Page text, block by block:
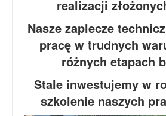
realizacji
Nasze zaplecze
pracę w trudnych
różnych etapach
Stale inwestujemy w
szkolenie naszych